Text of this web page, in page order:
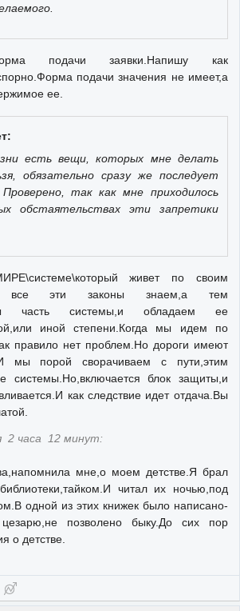
подачи заявки.Напишу как
подачи значения не имеет,а
ее.
есть вещи, которых мне делать
обязательно сразу же последует
так как мне приходилось
обстаятельствах эти запретики
живет по своим
все эти законы знаем,а тем
часть системы,и обладаем ее
иной степени.Когда мы идем по
правило нет проблем.Но дороги имеют
мы порой сворачиваем с пути,этим
системы.Но,включается блок защиты,и
как следствие идет отдача.Вы
2 часа 12 минут:
мне,о моем детстве.Я брал
читал их ночью,под
одной из этих книжек было написано-
позволено быку.До сих пор
о детстве.